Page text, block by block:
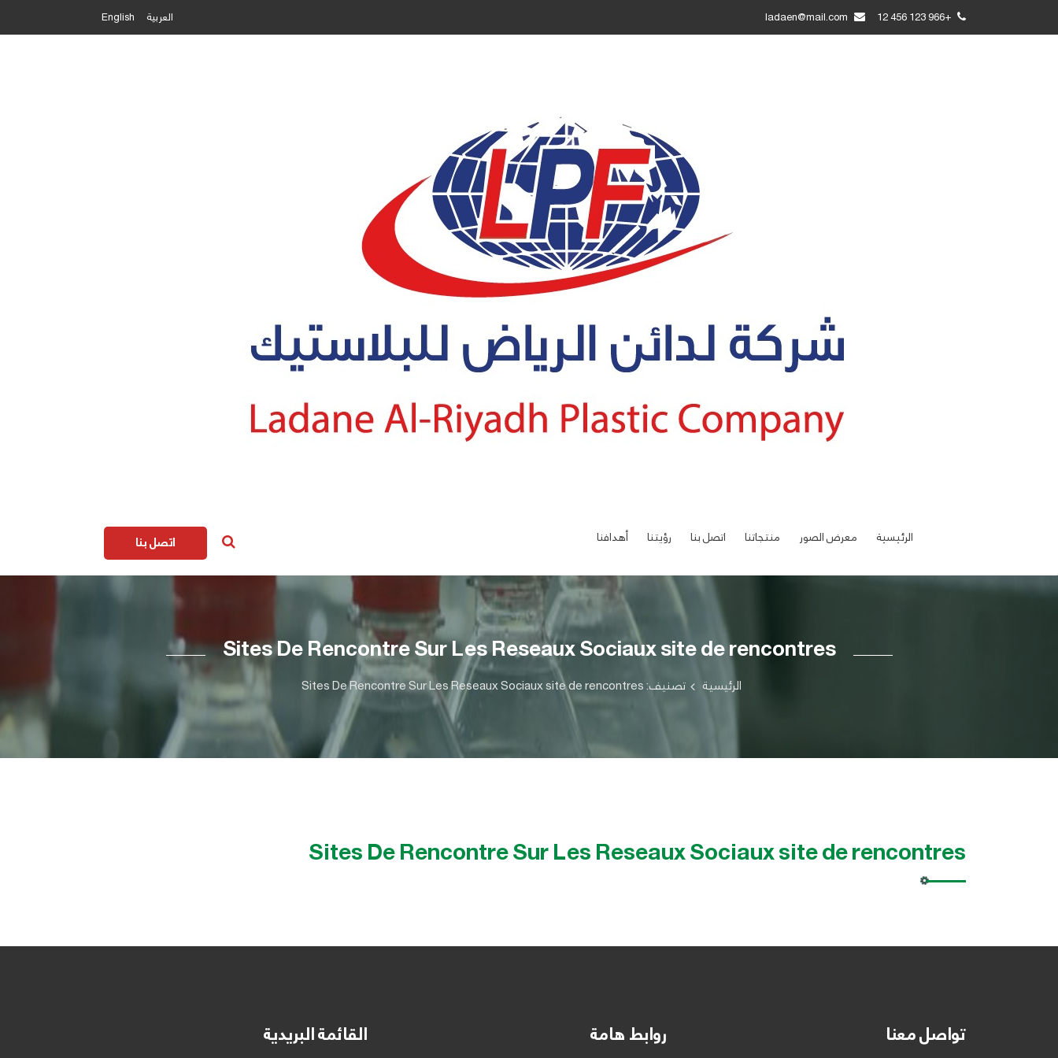
+966 123 456 12 العربية English
الرئيسية معرض الصور منتجاتنا اتصل بنا رؤيتنا أهدافنا اتصل بنا
Sites De Rencontre Sur Les Reseaux Sociaux site de rencontres
الرئيسية تصنيف: Sites De Rencontre Sur Les Reseaux Sociaux site de rencontres
Sites De Rencontre Sur Les Reseaux Sociaux site de rencontres
تواصل معنا روابط هامة القائمة البريدية